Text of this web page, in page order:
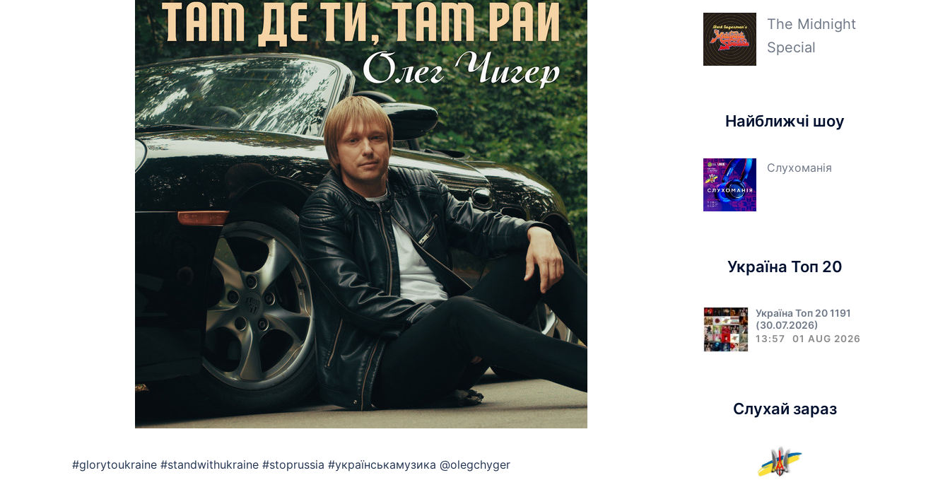
#glorytoukraine #standwithukraine #stoprussia #українськамузика @olegchyger
The Midnight
Special
Найближчі шоу
Слухоманія
Україна Топ 20
Україна Топ 20 1191
(30.07.2026)
13:57 01 AUG 2026
Слухай зараз